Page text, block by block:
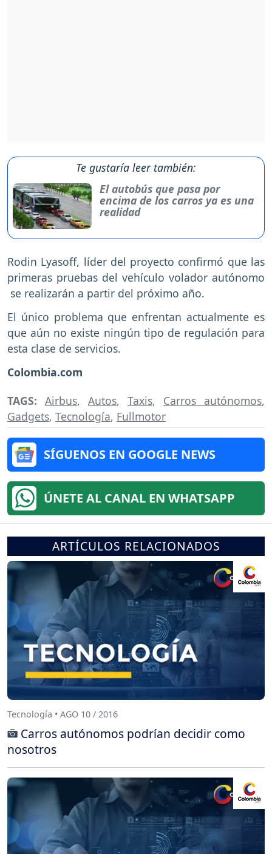
Te gustaría leer también:
El autobús que pasa por
encima de los carros ya es una
realidad
Rodin Lyasoff, líder del proyecto confirmó que las
primeras pruebas del vehículo volador autónomo
se realizarán a partir del próximo año.
El único problema que enfrentan actualmente es
que aún no existe ningún tipo de regulación para
esta clase de servicios.
Colombia.com
TAGS: Airbus, Autos, Taxis, Carros autónomos,
Gadgets, Tecnología, Fullmotor
SÍGUENOS EN GOOGLE NEWS
ÚNETE AL CANAL EN WHATSAPP
ARTÍCULOS RELACIONADOS
Tecnología • AGO 10 / 2016
Carros autónomos podrían decidir como
nosotros